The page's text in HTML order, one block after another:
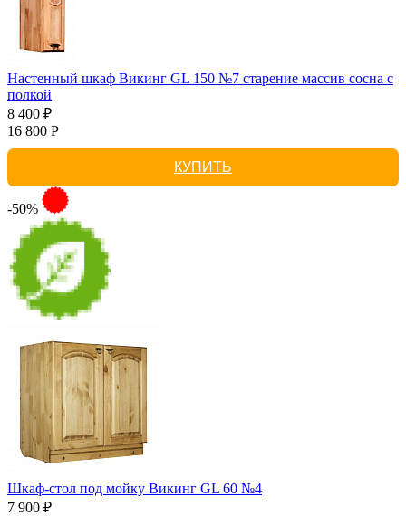
Настенный шкаф Викинг GL 150 №7 старение массив сосна с
полкой
8 400 ₽
16 800 Р
КУПИТЬ
-50%
Шкаф-стол под мойку Викинг GL 60 №4
7 900 ₽